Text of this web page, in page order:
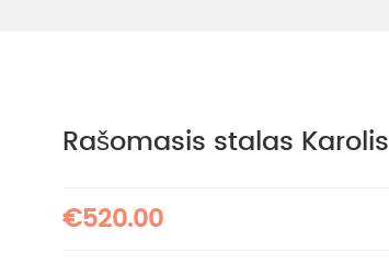
Rašomasis stalas Karolis
€520.00